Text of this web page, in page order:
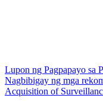
Lupon ng Pagpapayo sa
Nagbibigay ng mga
Acquisition of